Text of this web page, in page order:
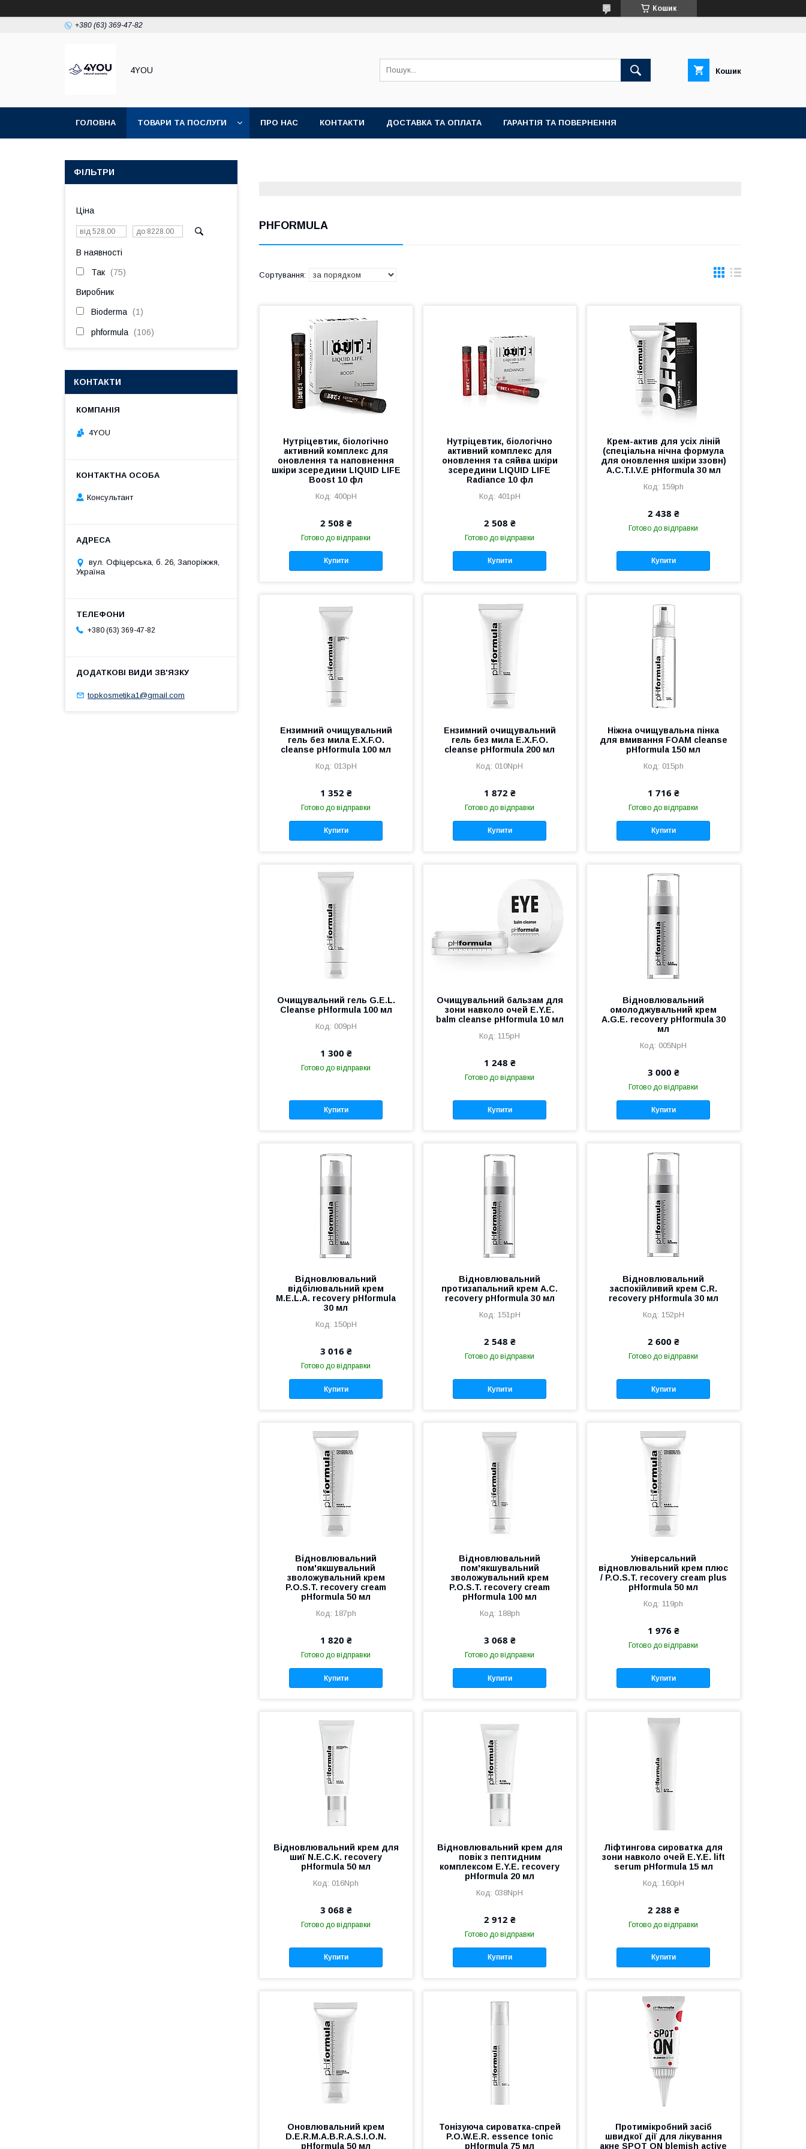
Кошик
+380 (63) 369-47-82
4YOU Кошик
ГОЛОВНА ТОВАРИ ТА ПОСЛУГИ ПРО НАС КОНТАКТИ ДОСТАВКА ТА ОПЛАТА ГАРАНТІЯ ТА ПОВЕРНЕННЯ
PHFORMULA
Нутріцевтик, біологічно
активний комплекс для
оновлення та наповнення
шкіри зсередини LIQUID LIFE
Boost 10 фл
400pH
2 508 ₴
Готово до відправки
Купити
Нутріцевтик, біологічно
активний комплекс для
оновлення та сяйва шкіри
зсередини LIQUID LIFE
Radiance 10 фл
401pH
2 508 ₴
Готово до відправки
Купити
Крем-актив для усіх ліній
(спеціальна нічна формула
для оновлення шкіри ззовн)
A.C.T.I.V.E pHformula 30 мл
159ph
2 438 ₴
Готово до відправки
Купити
Ензимний очищувальний
гель без мила E.X.F.O.
cleanse pHformula 100 мл
013pH
1 352 ₴
Готово до відправки
Купити
Ензимний очищувальний
гель без мила E.X.F.O.
cleanse pHformula 200 мл
010NpH
1 872 ₴
Готово до відправки
Купити
Ніжна очищувальна пінка
для вмивання FOAM cleanse
pHformula 150 мл
015ph
1 716 ₴
Готово до відправки
Купити
Очищувальний гель G.E.L.
Cleanse pHformula 100 мл
009pH
1 300 ₴
Готово до відправки
Купити
Очищувальний бальзам для
зони навколо очей E.Y.E.
balm cleanse pHformula 10 мл
115pH
1 248 ₴
Готово до відправки
Купити
Відновлювальний
омолоджувальний крем
A.G.E. recovery pHformula 30
мл
005NpH
3 000 ₴
Готово до відправки
Купити
Відновлювальний
відбілювальний крем
M.E.L.A. recovery pHformula
30 мл
150pH
3 016 ₴
Готово до відправки
Купити
Відновлювальний
протизапальний крем A.C.
recovery pHformula 30 мл
151pH
2 548 ₴
Готово до відправки
Купити
Відновлювальний
заспокійливий крем C.R.
recovery pHformula 30 мл
152pH
2 600 ₴
Готово до відправки
Купити
Відновлювальний
пом'якшувальний
зволожувальний крем
P.O.S.T. recovery cream
pHformula 50 мл
187ph
1 820 ₴
Готово до відправки
Купити
Відновлювальний
пом'якшувальний
зволожувальний крем
P.O.S.T. recovery cream
pHformula 100 мл
188ph
3 068 ₴
Готово до відправки
Купити
Універсальний
відновлювальний крем плюс
/ P.O.S.T. recovery cream plus
pHformula 50 мл
119ph
1 976 ₴
Готово до відправки
Купити
Відновлювальний крем для
шиї N.E.C.K. recovery
pHformula 50 мл
016Nph
3 068 ₴
Готово до відправки
Купити
Відновлювальний крем для
повік з пептидним
комплексом E.Y.E. recovery
pHformula 20 мл
038NpH
2 912 ₴
Готово до відправки
Купити
Ліфтингова сироватка для
зони навколо очей E.Y.E. lift
serum pHformula 15 мл
160pH
2 288 ₴
Готово до відправки
Купити
Оновлювальний крем
D.E.R.M.A.B.R.A.S.I.O.N.
pHformula 50 мл
Тонізуюча сироватка-спрей
P.O.W.E.R. essence tonic
pHformula 75 мл
Протимікробний засіб
швидкої дії для лікування
акне SPOT ON blemish active
ФІЛЬТРИ
Ціна
В наявності
Так 75
Виробник
Bioderma 1
phformula 106
КОНТАКТИ
4YOU
Консультант
вул. Офіцерська, б. 26, Запоріжжя,
Україна
+380 (63) 369-47-82
topkosmetika1@gmail.com